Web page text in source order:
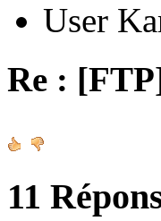
User
Re :
11